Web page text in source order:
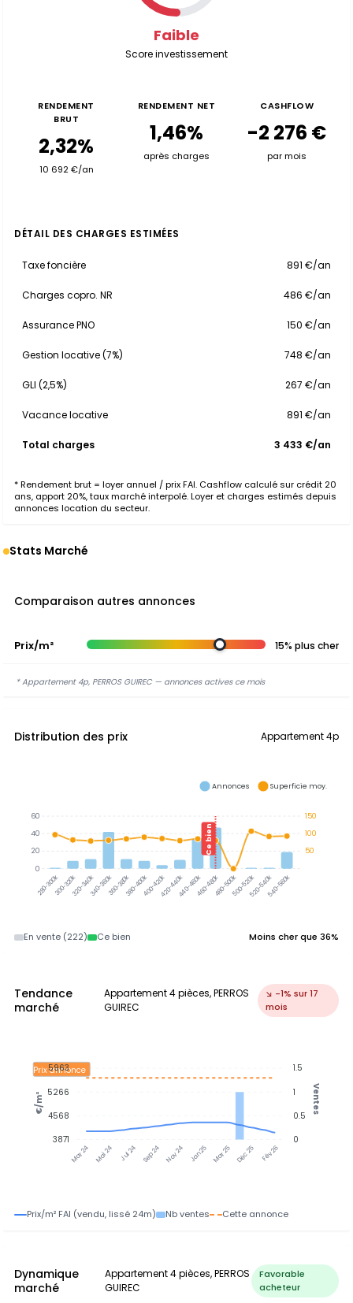
Faible
Score investissement
RENDEMENT
BRUT
2,32%
10 692 €/an
RENDEMENT NET
1,46%
après charges
CASHFLOW
-2 276 €
par mois
DÉTAIL DES CHARGES ESTIMÉES
Taxe foncière 891 €/an
Charges copro. NR 486 €/an
Assurance PNO 150 €/an
Gestion locative (7%) 748 €/an
GLI (2,5%) 267 €/an
Vacance locative 891 €/an
Total charges 3 433 €/an
* Rendement brut = loyer annuel / prix FAI. Cashflow calculé sur crédit 20
ans, apport 20%, taux marché interpolé. Loyer et charges estimés depuis
annonces location du secteur.
Stats Marché
Comparaison autres annonces
Prix/m² 15% plus cher
* Appartement 4p, PERROS GUIREC — annonces actives ce mois
Distribution des prix Appartement 4p
280-300k300-320k320-340k340-360k360-380k380-400k400-420k420-440k440-460k460-480k480-500k500-520k520-540k540-560k
Ce bien
150
100
50
60
40
20
0
Annonces Superficie moy.
En vente (222) Ce bien Moins cher que 36%
Tendance
marché
Appartement 4 pièces, PERROS
GUIREC
↘ -1% sur 17
mois
Mar 24 Mai 24 Jul 24 Sep 24 Nov 24 Jan 25 Mar 25 Déc 25 Fév 26
Prix annonce 1.5
1
0.5
0
Ventes
5963
5266
4568
3871
€/m²
Prix/m² FAI (vendu, lissé 24m) Nb ventes Cette annonce
Dynamique
marché
Appartement 4 pièces, PERROS
GUIREC
Favorable
acheteur